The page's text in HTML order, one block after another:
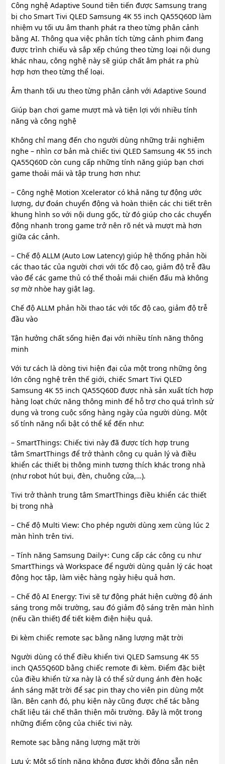
Công nghệ Adaptive Sound tiên tiến được Samsung trang
bị cho Smart Tivi QLED Samsung 4K 55 inch QA55Q60D làm
nhiệm vụ tối ưu âm thanh phát ra theo từng phân cảnh
bằng AI. Thông qua việc phân tích từng cảnh phim đang
được trình chiếu và sắp xếp chúng theo từng loại nội dung
khác nhau, công nghệ này sẽ giúp chất âm phát ra phù
hợp hơn theo từng thể loại.
Âm thanh tối ưu theo từng phân cảnh với Adaptive Sound
Giúp bạn chơi game mượt mà và tiện lợi với nhiều tính
năng và công nghệ
Không chỉ mang đến cho người dùng những trải nghiệm
nghe – nhìn cơ bản mà chiếc tivi QLED Samsung 4K 55 inch
QA55Q60D còn cung cấp những tính năng giúp bạn chơi
game thoải mái và tập trung hơn như:
– Công nghệ Motion Xcelerator có khả năng tự động ước
lượng, dự đoán chuyển động và hoàn thiện các chi tiết trên
khung hình so với nội dung gốc, từ đó giúp cho các chuyển
động nhanh trong game trở nên rõ nét và mượt mà hơn
giữa các cảnh.
– Chế độ ALLM (Auto Low Latency) giúp hệ thống phản hồi
các thao tác của người chơi với tốc độ cao, giảm độ trễ đầu
vào để các game thủ có thể thoải mái chiến đấu mà không
sợ mờ nhòe hay giật lag.
Chế độ ALLM phản hồi thao tác với tốc độ cao, giảm độ trễ
đầu vào
Tận hưởng chất sống hiện đại với nhiều tính năng thông
minh
Với tư cách là dòng tivi hiện đại của một trong những ông
lớn công nghệ trên thế giới, chiếc Smart Tivi QLED
Samsung 4K 55 inch QA55Q60D được nhà sản xuất tích hợp
hàng loạt chức năng thông minh để hỗ trợ cho quá trình sử
dụng và trong cuộc sống hàng ngày của người dùng. Một
số tính năng nổi bật có thể kể đến như:
– SmartThings: Chiếc tivi này đã được tích hợp trung
tâm SmartThings để trở thành công cụ quản lý và điều
khiển các thiết bị thông minh tương thích khác trong nhà
(như robot hút bụi, đèn, chuông cửa,…).
Tivi trở thành trung tâm SmartThings điều khiển các thiết
bị trong nhà
– Chế độ Multi View: Cho phép người dùng xem cùng lúc 2
màn hình trên tivi.
– Tính năng Samsung Daily+: Cung cấp các công cụ như
SmartThings và Workspace để người dùng quản lý các hoạt
động học tập, làm việc hàng ngày hiệu quả hơn.
– Chế độ AI Energy: Tivi sẽ tự động phát hiện cường độ ánh
sáng trong môi trường, sau đó giảm độ sáng trên màn hình
(nếu cần thiết) để tiết kiệm điện hiệu quả.
Đi kèm chiếc remote sạc bằng năng lượng mặt trời
Người dùng có thể điều khiển tivi QLED Samsung 4K 55
inch QA55Q60D bằng chiếc remote đi kèm. Điểm đặc biệt
của điều khiển từ xa này là có thể sử dụng ánh đèn hoặc
ánh sáng mặt trời để sạc pin thay cho viên pin dùng một
lần. Bên cạnh đó, phụ kiện này cũng được chế tác bằng
chất liệu tái chế thân thiện môi trường. Đây là một trong
những điểm cộng của chiếc tivi này.
Remote sạc bằng năng lượng mặt trời
Lưu ý: Một số tính năng không được khởi động sẵn nên